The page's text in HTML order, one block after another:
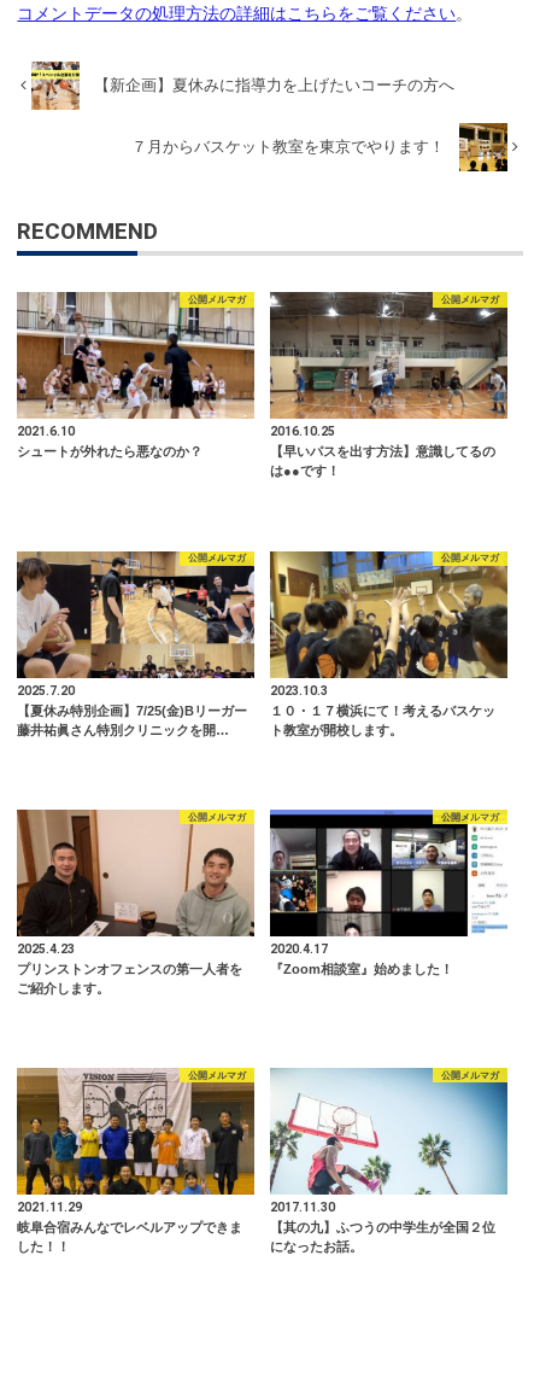
コメントデータの処理方法の詳細はこちらをご覧ください。
【新企画】夏休みに指導力を上げたいコーチの方へ
７月からバスケット教室を東京でやります！
RECOMMEND
公開メルマガ
2021.6.10
シュートが外れたら悪なのか？
公開メルマガ
2016.10.25
【早いパスを出す方法】意識してるの
は●●です！
公開メルマガ
2025.7.20
【夏休み特別企画】7/25(金)Bリーガー
藤井祐眞さん特別クリニックを開…
公開メルマガ
2023.10.3
１０・１７横浜にて！考えるバスケッ
ト教室が開校します。
公開メルマガ
2025.4.23
プリンストンオフェンスの第一人者を
ご紹介します。
公開メルマガ
2020.4.17
『Zoom相談室』始めました！
公開メルマガ
2021.11.29
岐阜合宿みんなでレベルアップできま
した！！
公開メルマガ
2017.11.30
【其の九】ふつうの中学生が全国２位
になったお話。